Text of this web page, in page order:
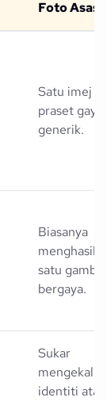
Foto Asas
Satu imej
praset gaya
generik.
Biasanya
satu gambar
bergaya.
Sukar
identiti atau